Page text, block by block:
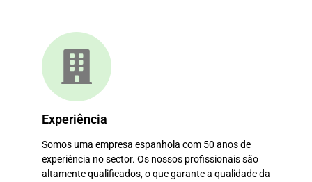
Experiência
Somos uma empresa espanhola com 50 anos de
experiência no sector. Os nossos profissionais são
altamente qualificados, o que garante a qualidade da